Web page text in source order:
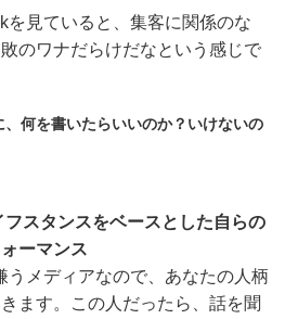
を見ていると、集客に関係のな
のワナだらけだなという感じで
何を書いたらいいのか？いけないの
フスタンスをベースとした自らの
ーマンス
うメディアなので、あなたの人柄
ます。この人だったら、話を聞